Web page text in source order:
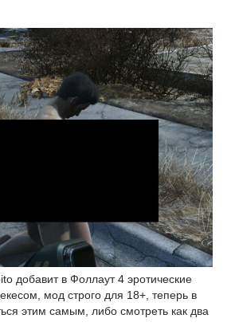
добавит в Фоллаут 4 эротические
мод строго для 18+, теперь в
этим самым, либо смотреть как два